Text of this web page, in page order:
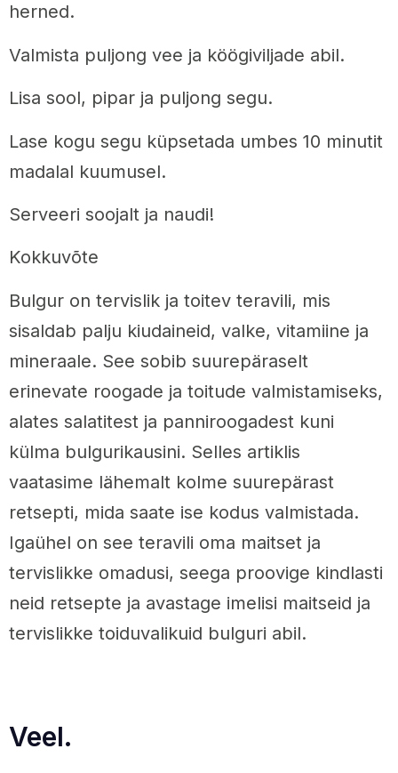
herned.
Valmista puljong vee ja köögiviljade abil.
Lisa sool, pipar ja puljong segu.
Lase kogu segu küpsetada umbes 10 minutit
madalal kuumusel.
Serveeri soojalt ja naudi!
Kokkuvõte
Bulgur on tervislik ja toitev teravili, mis
sisaldab palju kiudaineid, valke, vitamiine ja
mineraale. See sobib suurepäraselt
erinevate roogade ja toitude valmistamiseks,
alates salatitest ja panniroogadest kuni
külma bulgurikausini. Selles artiklis
vaatasime lähemalt kolme suurepärast
retsepti, mida saate ise kodus valmistada.
Igaühel on see teravili oma maitset ja
tervislikke omadusi, seega proovige kindlasti
neid retsepte ja avastage imelisi maitseid ja
tervislikke toiduvalikuid bulguri abil.
Veel.